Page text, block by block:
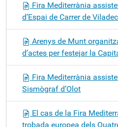
Fira Mediterrània
d’Espai de Carrer de
Arenys de Munt
d’actes per festejar la
Fira Mediterrània
Sismògraf d’Olot
El cas de la Fira
trobada europea dels